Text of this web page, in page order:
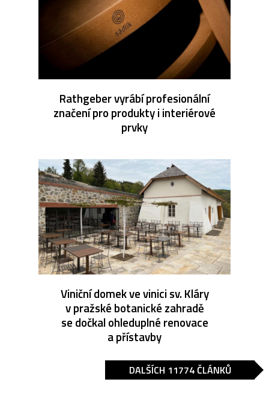
Rathgeber vyrábí profesionální
značení pro produkty i interiérové
prvky
Viniční domek ve vinici sv. Kláry
v pražské botanické zahradě
se dočkal ohleduplné renovace
a přístavby
DALŠÍCH 11774 ČLÁNKŮ